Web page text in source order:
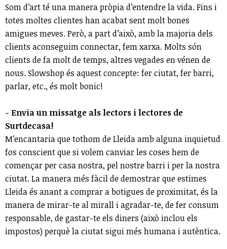
Som d’art té una manera pròpia d’entendre la vida. Fins i
totes moltes clientes han acabat sent molt bones
amigues meves. Però, a part d’això, amb la majoria dels
clients aconseguim connectar, fem xarxa. Molts són
clients de fa molt de temps, altres vegades en vénen de
nous. Slowshop és aquest concepte: fer ciutat, fer barri,
parlar, etc., és molt bonic!
- Envia un missatge als lectors i lectores de
Surtdecasa!
M’encantaria que tothom de Lleida amb alguna inquietud
fos conscient que si volem canviar les coses hem de
començar per casa nostra, pel nostre barri i per la nostra
ciutat. La manera més fàcil de demostrar que estimes
Lleida és anant a comprar a botigues de proximitat, és la
manera de mirar-te al mirall i agradar-te, de fer consum
responsable, de gastar-te els diners (això inclou els
impostos) perquè la ciutat sigui més humana i autèntica.